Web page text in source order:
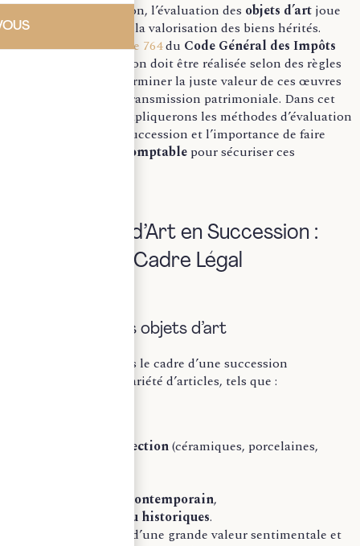
Lors d’une succession, l’évaluation des objets d’art joue
un rôle crucial dans la valorisation des biens hérités.
Encadrée par l’article 764du Code Général des Impôts
(CGI), cette évaluation doit être réalisée selon des règles
strictes, afin de déterminer la juste valeur de ces œuvres
dans le cadre de la transmission patrimoniale. Dans cet
article, nous vous expliquerons les méthodes d’évaluation
des objets d’art en succession et l’importance de faire
expert-comptable pour sécuriser ces
I) Les Objets d’Art en Succession :
Définition et Cadre Légal
A) Définition des objets d’art
dans le cadre d’une succession
comprennent une variété d’articles, tels que :
Objets de collection(céramiques, porcelaines,
Œuvres d’art contemporain,
Pièces rares ou historiques.
Ces objets, souvent d’une grande valeur sentimentale et